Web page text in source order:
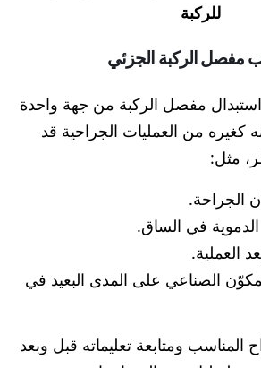
للركبة
مفصل الركبة الجزئي
مفصل الركبة من جهة واحدة
كغيره من العمليات الجراحية قد
مثل:
الجراحة.
في الساق.
العملية.
الصناعي على المدى البعيد في
المناسب ومتابعة تعليماته قبل وبعد